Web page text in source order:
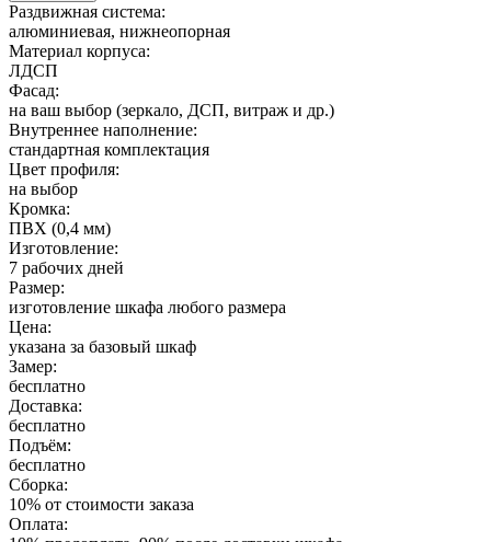
Раздвижная система:
алюминиевая, нижнеопорная
Материал корпуса:
ЛДСП
Фасад:
на ваш выбор (зеркало, ДСП, витраж и др.)
Внутреннее наполнение:
стандартная комплектация
Цвет профиля:
на выбор
Кромка:
ПВХ (0,4 мм)
Изготовление:
7 рабочих дней
Размер:
изготовление шкафа любого размера
Цена:
указана за базовый шкаф
Замер:
бесплатно
Доставка:
бесплатно
Подъём:
бесплатно
Сборка:
10% от стоимости заказа
Оплата: